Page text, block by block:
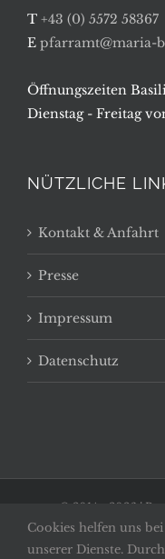
T +43 (0) 5572 58367
E pfarramt@maria-
Öffnungszeiten
Dienstag - Freitag
NÜTZLICHE
Kontakt & Anfahrt
Presse
Impressum
Datenschutz
© 2014 - 2026 |
Cookies helfen uns
unserer Dienste.